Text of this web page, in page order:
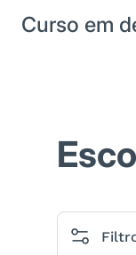
Curso em